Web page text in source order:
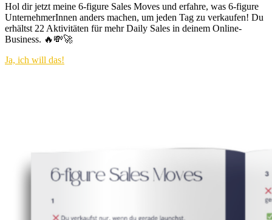
Hol dir jetzt meine 6-figure Sales Moves und erfahre, was 6-figure
UnternehmerInnen anders machen, um jeden Tag zu verkaufen! Du
erhältst 22 Aktivitäten für mehr Daily Sales in deinem Online-
Business. 🔥💸🚀
Ja, ich will das!